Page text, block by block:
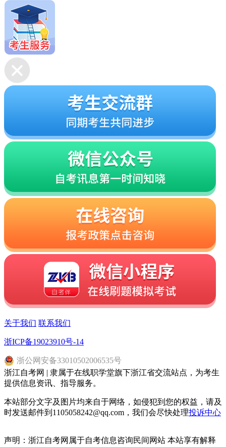
关于我们 联系我们
浙ICP备19023910号-14
浙公网安备33010502006535号
浙江自考网 | 隶属于在线职学堂旗下浙江省交流站点，为考生
提供信息资讯、指导服务。
本站部分文字及图片均来自于网络，如侵犯到您的权益，请及
时发送邮件到1105058242@qq.com，我们会尽快处理投诉中心
声明：浙江自考网属于自考信息咨询民间网站 本站享有解释